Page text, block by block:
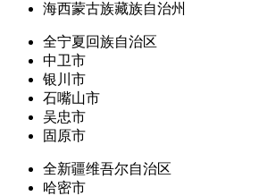
海西蒙古族藏族自治州
全宁夏回族自治区
中卫市
银川市
石嘴山市
吴忠市
固原市
全新疆维吾尔自治区
哈密市